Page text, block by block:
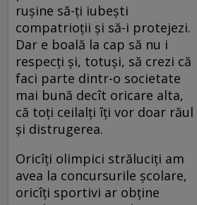
rușine să-ți iubești
compatrioții și să-i protejezi.
Dar e boală la cap să nu i
respecți și, totuși, să crezi că
faci parte dintr-o societate
mai bună decît oricare alta,
că toți ceilalți îți vor doar răul
și distrugerea.
Oricîți olimpici străluciți am
avea la concursurile școlare,
oricîți sportivi ar obține